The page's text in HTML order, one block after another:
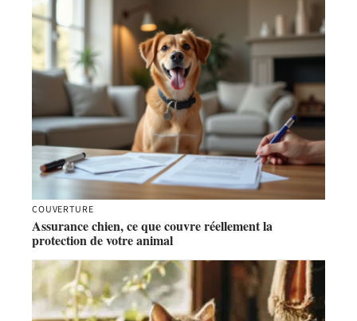
COUVERTURE
Assurance chien, ce que couvre réellement la
protection de votre animal